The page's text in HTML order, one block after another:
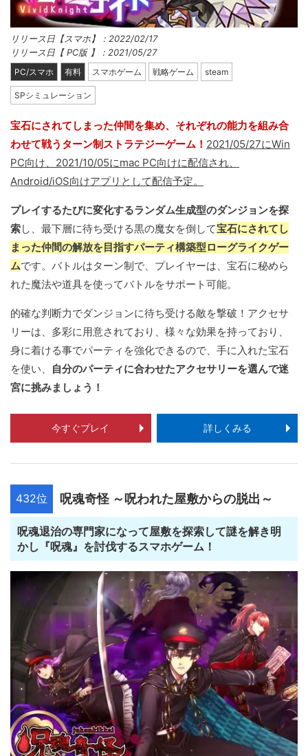
リリース日【スマホ】：2022/02/17
リリース日【 PC版 】：2021/05/27
PC/スマホ 有料 スマホゲーム 戦略ゲーム steam
SPシミュレーション
宝石にされてしまった仲間を集め、それぞれの能力を組み合
わせて戦うターン制ストラテジーゲーム！ 2021/05/27にWin
PC向け、2021/10/05にmac PC向けに配信され、
Android/iOS向けアプリとして配信予定。
プレイするたびに変化するランダム生成型のダンジョンを探
索し、最下層に待ち受ける黒の魔女を倒して宝石にされてし
まった仲間の解放を目指すパーティ構築型ローグライクゲー
ムです。バトルはターン制で、プレイヤーは、宝石に秘めら
れた魔法や道具を使ってバトルをサポート可能。
的確な判断力でダンジョンに待ち受ける敵を撃破！アクセサ
リーは、多彩に用意されており、様々な効果を持っており、
身に着ける事でパーティを強化できるので、手に入れた宝石
を使い、
自分のパーティに合わせたアクセサリーを選んで迷
宮に挑みましょう！
今すぐプレイ 詳しくみる
432位 呪魂奇怪 ～呪われた屋敷からの脱出～
呪魂退治の専門家になって屋敷を探索して謎を解き明
かし『呪魂』を討伐するスマホゲーム！